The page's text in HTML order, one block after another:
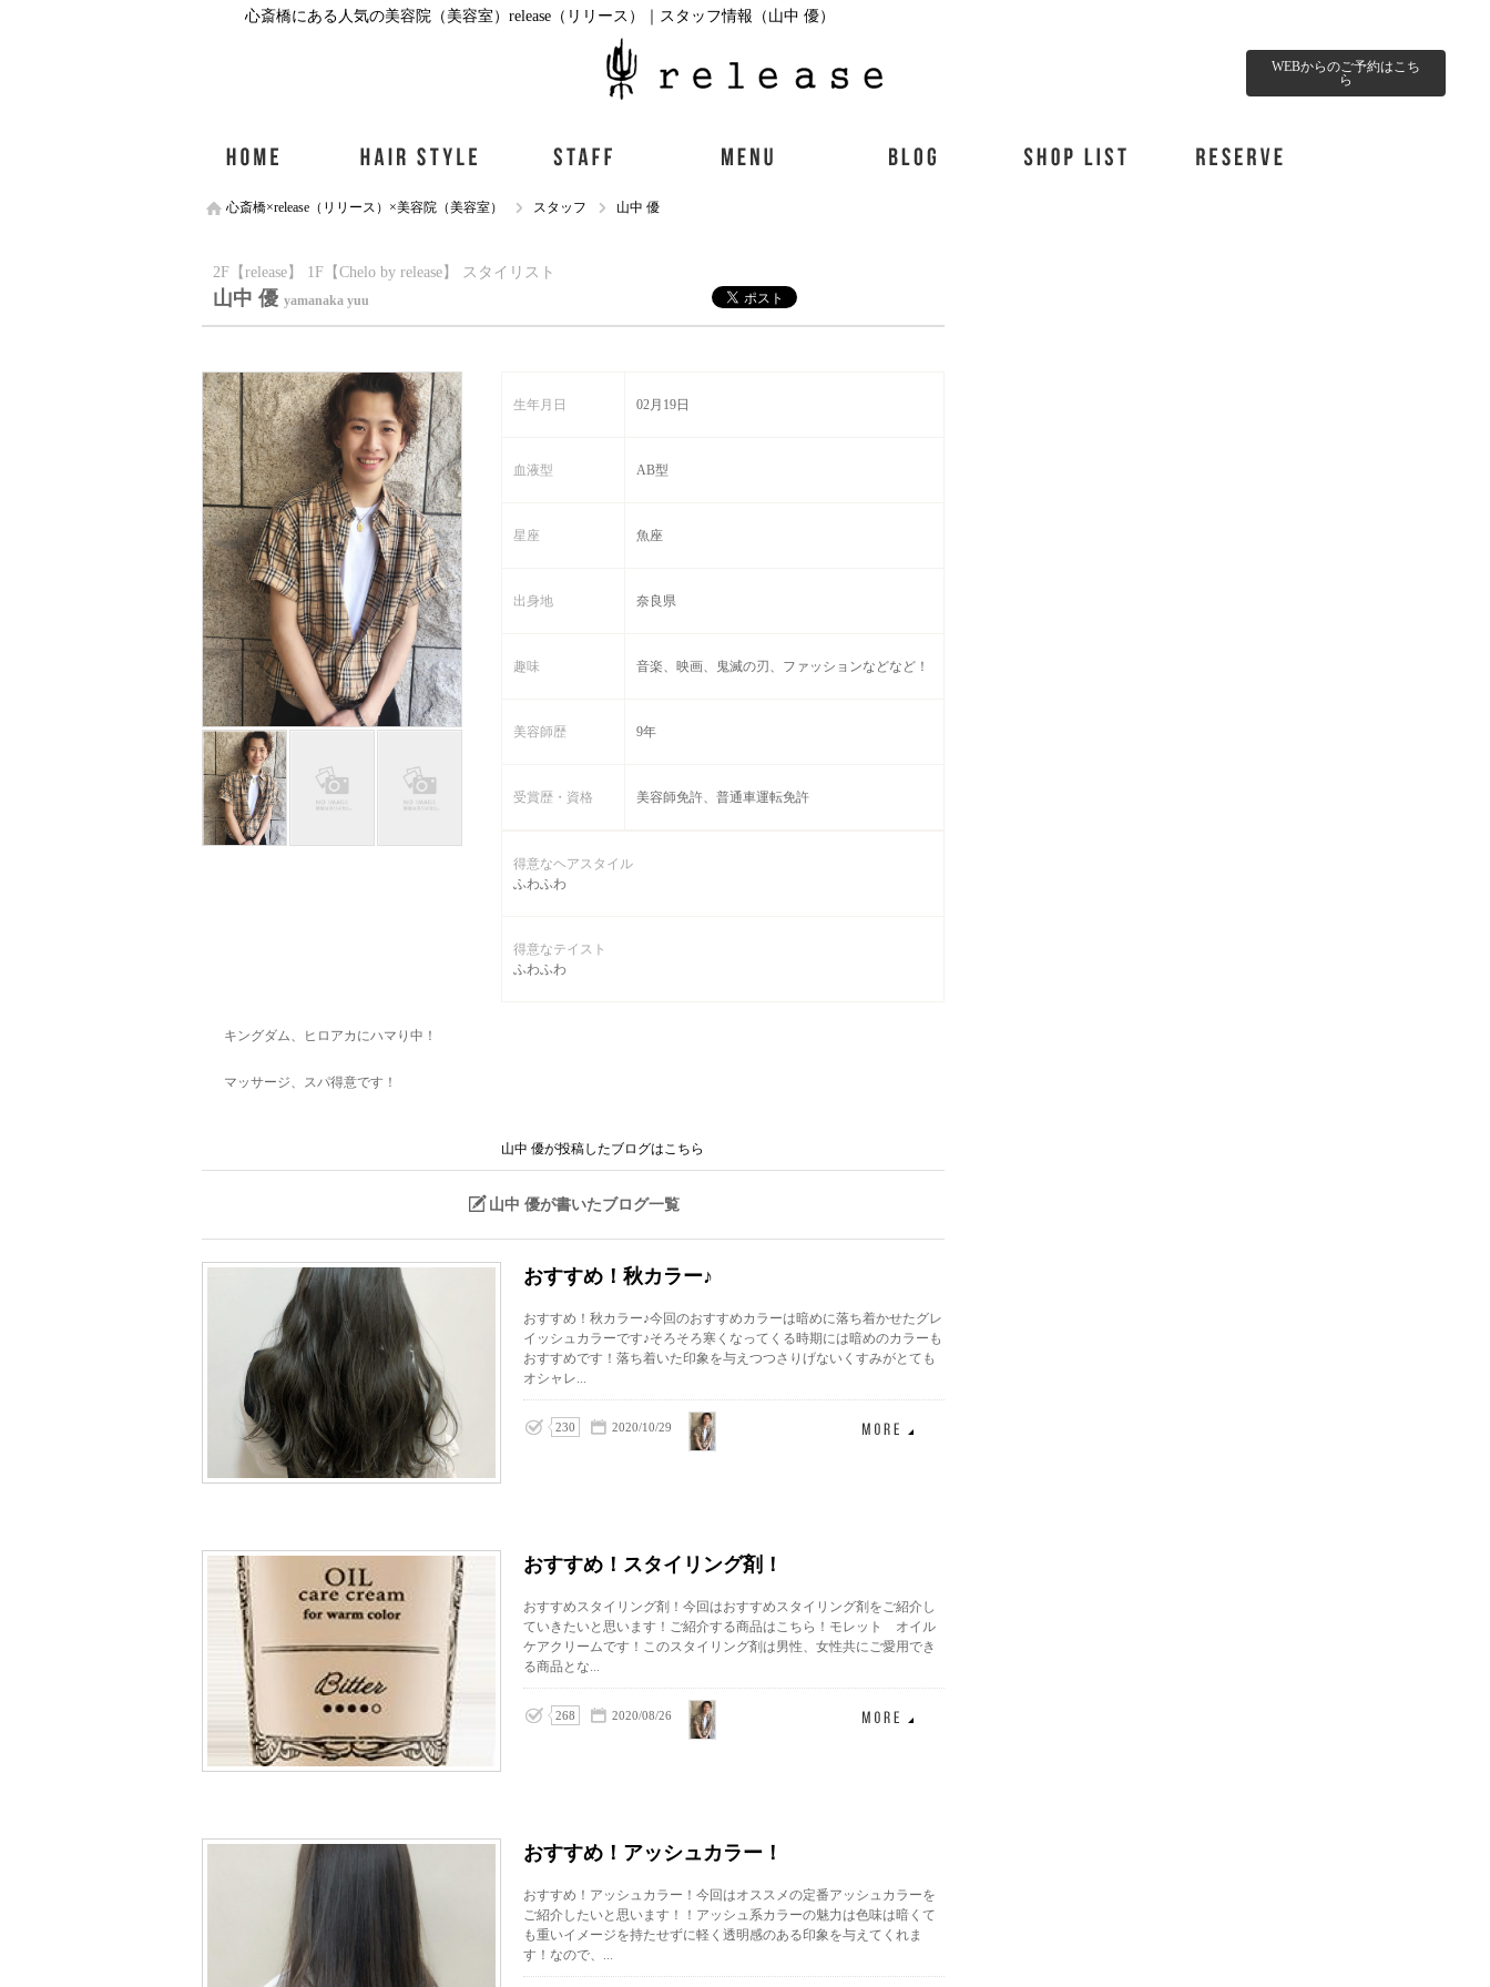
心斎橋にある人気の美容院（美容室）release（リリース）｜スタッフ情報（山中 優）
WEBからのご予約はこち
ら
心斎橋×release（リリース）×美容院（美容室） スタッフ 山中 優
2F【release】 1F【Chelo by release】 スタイリスト
山中 優 yamanaka yuu
生年月日 02月19日
血液型 AB型
星座 魚座
出身地 奈良県
趣味 音楽、映画、鬼滅の刃、ファッションなどなど！
美容師歴 9年
受賞歴・資格 美容師免許、普通車運転免許
得意なヘアスタイル
ふわふわ
得意なテイスト
ふわふわ
キングダム、ヒロアカにハマり中！
マッサージ、スパ得意です！
山中 優が投稿したブログはこちら
山中 優が書いたブログ一覧
おすすめ！秋カラー♪
おすすめ！秋カラー♪今回のおすすめカラーは暗めに落ち着かせたグレ
イッシュカラーです♪そろそろ寒くなってくる時期には暗めのカラーも
おすすめです！落ち着いた印象を与えつつさりげないくすみがとても
オシャレ...
230 2020/10/29
山中
優
おすすめ！スタイリング剤！
おすすめスタイリング剤！今回はおすすめスタイリング剤をご紹介し
ていきたいと思います！ご紹介する商品はこちら！モレット オイル
ケアクリームです！このスタイリング剤は男性、女性共にご愛用でき
る商品とな...
268 2020/08/26
山中
優
おすすめ！アッシュカラー！
おすすめ！アッシュカラー！今回はオススメの定番アッシュカラーを
ご紹介したいと思います！！アッシュ系カラーの魅力は色味は暗くて
も重いイメージを持たせずに軽く透明感のある印象を与えてくれま
す！なので、...